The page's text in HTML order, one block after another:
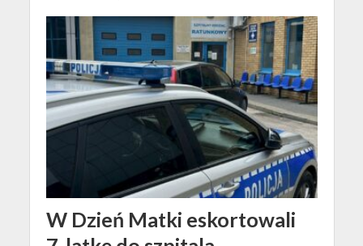
W Dzień Matki eskortowali